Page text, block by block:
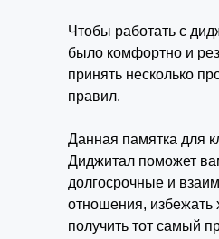
Чтобы работать с
было комфортно и
принять несколько
правил.
Данная памятка для
Диджитал поможет
долгосрочные и
отношения, избежать
получить тот самый